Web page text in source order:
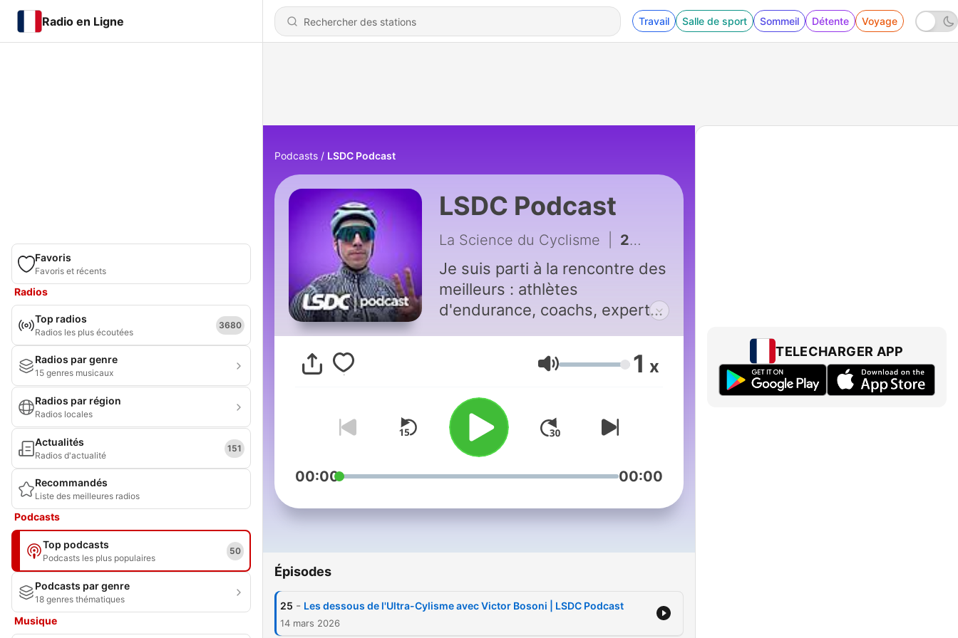
Radio en Ligne Travail Salle de sport Sommeil Détente Voyage
Favoris
Favoris et récents
Radios
Top radios
Radios les plus écoutées
3680
Radios par genre
15 genres musicaux
Radios par région
Radios locales
Actualités
Radios d'actualité
151
Recommandés
Liste des meilleures radios
Podcasts
Top podcasts
Podcasts les plus populaires
50
Podcasts par genre
18 genres thématiques
Musique
Podcasts LSDC Podcast
LSDC Podcast
La Science du Cyclisme 25 - Les dessous de l'Ultra-Cylisme avec Victor Bosoni | LSDC Podcast
Je suis parti à la rencontre des
meilleurs : athlètes
d'endurance, coachs, experts
performance. Une seule quête,
vous donner les clés pour
sur le vélo et je vous le
souhaite... Profiter de votre
plein potentiel. On a qu'une
seule vie, atteindre des
son vélo n'a pas de prix. Bonne
Volume 1 x
00:00 00:00
Épisodes
25 - Les dessous de l'Ultra-Cylisme avec Victor Bosoni | LSDC Podcast
14 mars 2026
TELECHARGER APP